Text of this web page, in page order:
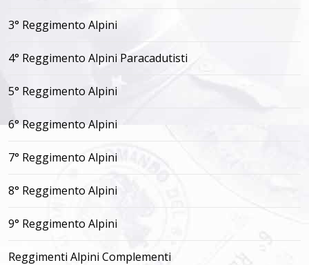
3° Reggimento Alpini
4° Reggimento Alpini Paracadutisti
5° Reggimento Alpini
6° Reggimento Alpini
7° Reggimento Alpini
8° Reggimento Alpini
9° Reggimento Alpini
Reggimenti Alpini Complementi